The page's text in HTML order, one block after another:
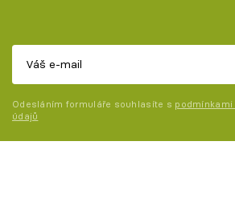
Odesláním formuláře souhlasíte s
údajů